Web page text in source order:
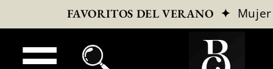
FAVORITOS DEL VERANO ✦ Mujer